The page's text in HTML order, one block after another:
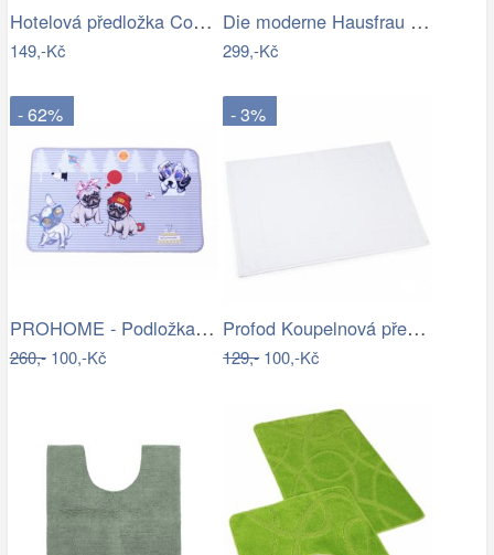
Hotelová předložka Comfort krémová 750g…
149,-Kč
Die moderne Hausfrau Koupelnová…
299,-Kč
- 62%
PROHOME - Podložka 80x50cm Pes
260,-100,-Kč
- 3%
Profod Koupelnová předložka 2S bílá…
129,-100,-Kč